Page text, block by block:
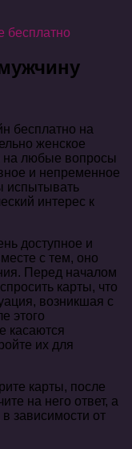
бесплатно
бесплатно на
женское
на любые вопросы
и непременное
испытывать
интерес к
доступное и
с тем, оно
Перед началом
карты, что
возникшая с
этого
касаются
их для
карты, после
на него ответ, а
зависимости от